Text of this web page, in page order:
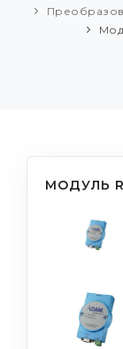
МОДУЛЬ